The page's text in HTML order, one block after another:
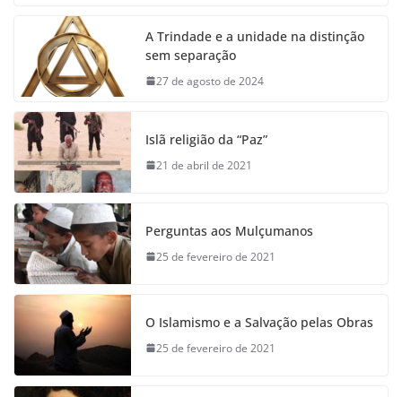
A Trindade e a unidade na distinção
sem separação
27 de agosto de 2024
Islã religião da “Paz”
21 de abril de 2021
Perguntas aos Mulçumanos
25 de fevereiro de 2021
O Islamismo e a Salvação pelas Obras
25 de fevereiro de 2021